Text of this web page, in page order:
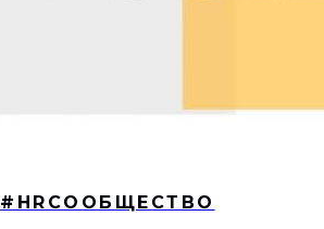
#HRСООБЩЕСТВО